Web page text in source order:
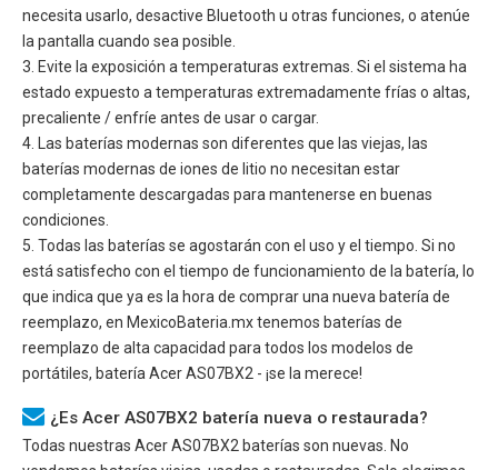
necesita usarlo, desactive Bluetooth u otras funciones, o atenúe
la pantalla cuando sea posible.
3. Evite la exposición a temperaturas extremas. Si el sistema ha
estado expuesto a temperaturas extremadamente frías o altas,
precaliente / enfríe antes de usar o cargar.
4. Las baterías modernas son diferentes que las viejas, las
baterías modernas de iones de litio no necesitan estar
completamente descargadas para mantenerse en buenas
condiciones.
5. Todas las baterías se agostarán con el uso y el tiempo. Si no
está satisfecho con el tiempo de funcionamiento de la batería, lo
que indica que ya es la hora de comprar una nueva batería de
reemplazo, en MexicoBateria.mx tenemos baterías de
reemplazo de alta capacidad para todos los modelos de
portátiles, batería Acer AS07BX2 - ¡se la merece!
¿Es Acer AS07BX2 batería nueva o restaurada?
Todas nuestras Acer AS07BX2 baterías son nuevas. No